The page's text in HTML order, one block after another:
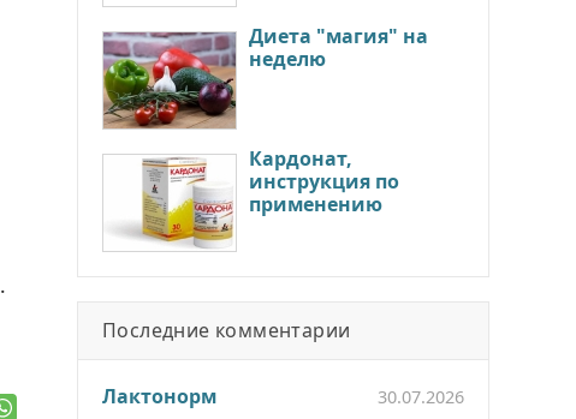
.
Диета "магия" на
неделю
Кардонат,
инструкция по
применению
Последние комментарии
Лактонорм
30.07.2026